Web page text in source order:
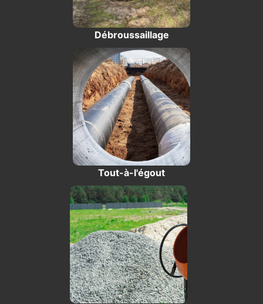
Débroussaillage
Tout-à-l'égout